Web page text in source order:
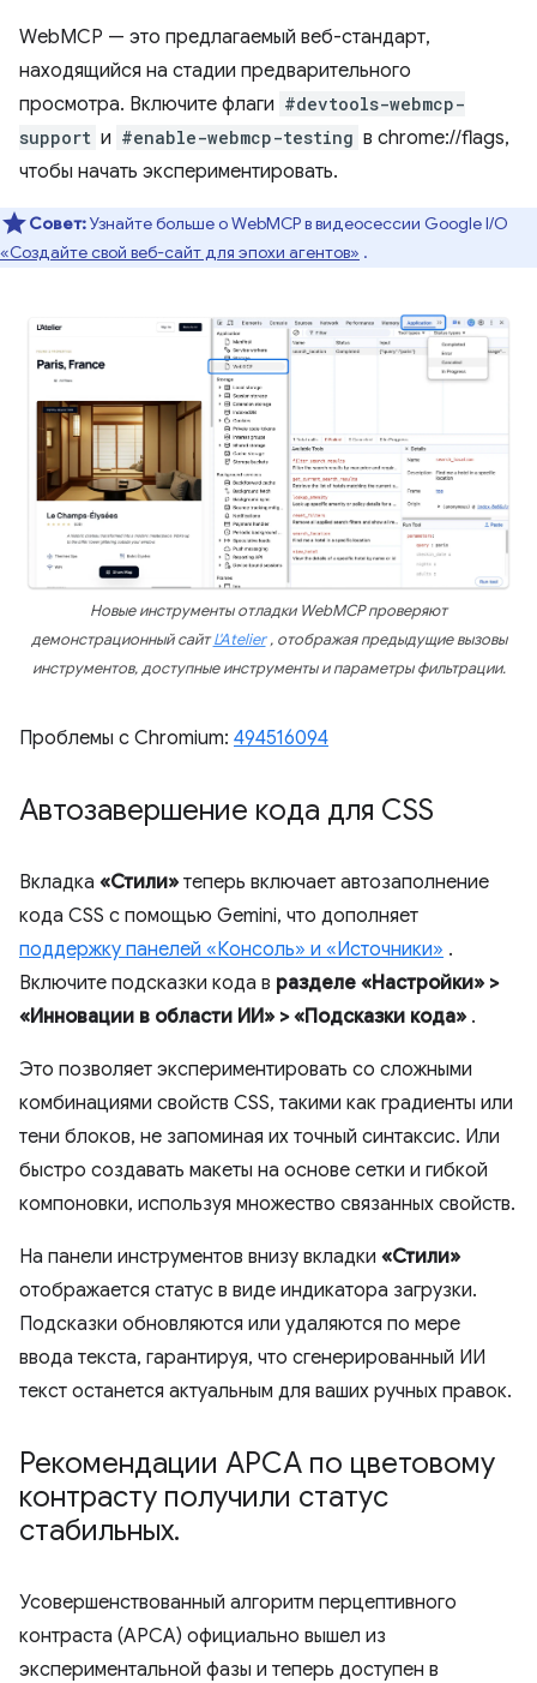
WebMCP — это предлагаемый веб-стандарт,
находящийся на стадии предварительного
просмотра. Включите флаги #devtools-webmcp-
support и #enable-webmcp-testing в chrome://flags,
чтобы начать экспериментировать.
Совет:Узнайте больше о WebMCP в видеосессии Google I/O
«Создайте свой веб-сайт для эпохи агентов» .
Новые инструменты отладки WebMCP проверяют
демонстрационный сайтL'Atelier, отображая предыдущие вызовы
инструментов, доступные инструменты и параметры фильтрации.
Проблемы с Chromium: 494516094
Автозавершение кода для CSS
Вкладка «Стили» теперь включает автозаполнение
кода CSS с помощью Gemini, что дополняет
поддержку панелей «Консоль» и «Источники» .
Включите подсказки кода в разделе «Настройки» >
«Инновации в области ИИ» > «Подсказки кода» .
Это позволяет экспериментировать со сложными
комбинациями свойств CSS, такими как градиенты или
тени блоков, не запоминая их точный синтаксис. Или
быстро создавать макеты на основе сетки и гибкой
компоновки, используя множество связанных свойств.
На панели инструментов внизу вкладки «Стили»
отображается статус в виде индикатора загрузки.
Подсказки обновляются или удаляются по мере
ввода текста, гарантируя, что сгенерированный ИИ
текст останется актуальным для ваших ручных правок.
Рекомендации APCA по цветовому
контрасту получили статус
стабильных.
Усовершенствованный алгоритм перцептивного
контраста (APCA) официально вышел из
экспериментальной фазы и теперь доступен в